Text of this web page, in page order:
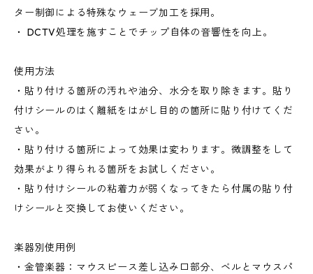
ター制御による特殊なウェーブ加工を採用。
・ DCTV処理を施すことでチップ自体の音響性を向上。
使用方法
・貼り付ける箇所の汚れや油分、水分を取り除きます。貼り
付けシールのはく離紙をはがし目的の箇所に貼り付けてくだ
さい。
・貼り付ける箇所によって効果は変わります。微調整をして
効果がより得られる箇所をお試しください。
・貼り付けシールの粘着力が弱くなってきたら付属の貼り付
けシールと交換してお使いください。
楽器別使用例
・金管楽器：マウスピース差し込み口部分、ベルとマウスパ